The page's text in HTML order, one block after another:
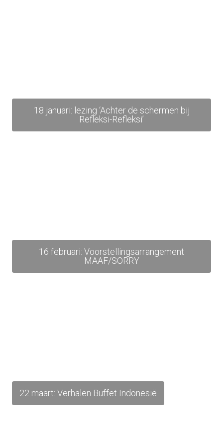
18 januari: lezing ‘Achter de schermen bij
Refleksi-Refleksi’
16 februari: Voorstellingsarrangement
MAAF/SORRY
22 maart: Verhalen Buffet Indonesië